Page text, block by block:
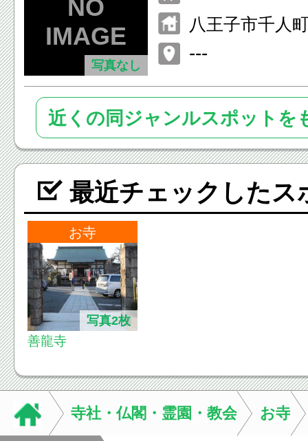
写真なし
八王子市千人
---
近くの同ジャンルスポットを
最近チェックしたス
お寺
写真2枚
善龍寺
寺社・仏閣・霊園・教会 お寺